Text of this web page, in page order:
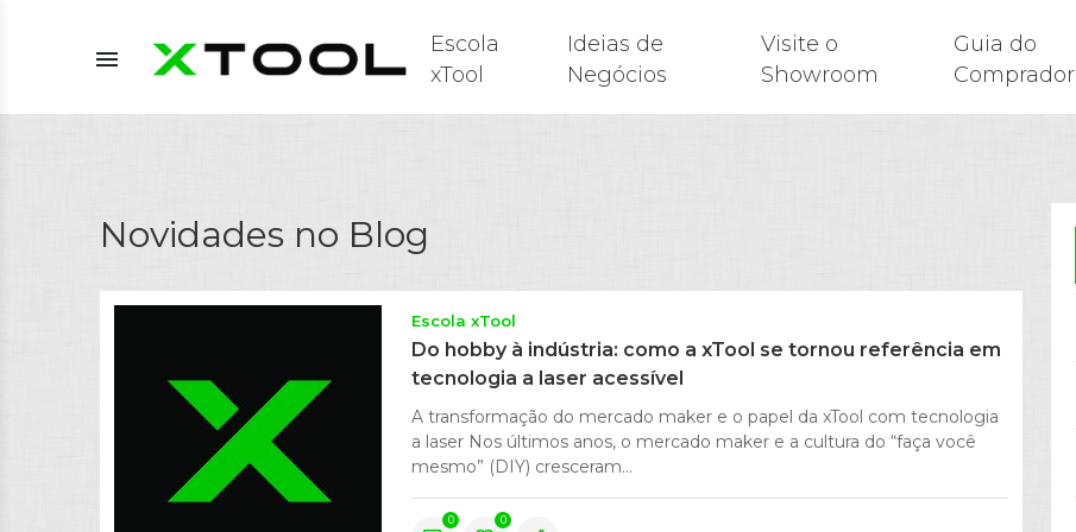
menu
Escola
xTool
Ideias de
Negócios
Visite o
Showroom
Guia do
Comprador
Novidades no Blog
Escola xTool
Do hobby à indústria: como a xTool se tornou referência em
tecnologia a laser acessível
A transformação do mercado maker e o papel da xTool com tecnologia
a laser Nos últimos anos, o mercado maker e a cultura do “faça você
mesmo” (DIY) cresceram...
0 0